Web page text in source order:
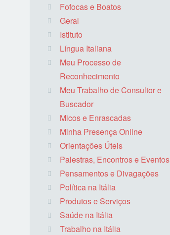
Fofocas e Boatos
Geral
Istituto
Língua Italiana
Meu Processo de
Reconhecimento
Meu Trabalho de Consultor e
Buscador
Micos e Enrascadas
Minha Presença Online
Orientações Úteis
Palestras, Encontros e Eventos
Pensamentos e Divagações
Política na Itália
Produtos e Serviços
Saúde na Itália
Trabalho na Itália